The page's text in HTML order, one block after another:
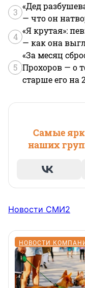
3
«Дед
— что он
4
«Я крутая»:
— как она
5
«За месяц
Прохоров — о
старше его на
Самые
наших
Новости СМИ2
НОВОСТИ